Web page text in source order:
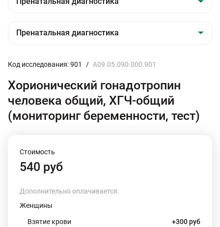
Код исследования: 901 / A09.05.090.000.901
Хорионический гонадотропин
человека общий, ХГЧ-общий
(мониторинг беременности, тест)
Стоимость
540 руб
Дополнительно оплачивается:
Женщины
Взятие крови +300 руб